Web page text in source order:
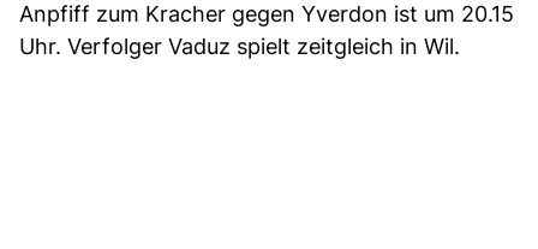
Anpfiff zum Kracher gegen Yverdon ist um 20.15
Uhr. Verfolger Vaduz spielt zeitgleich in Wil.